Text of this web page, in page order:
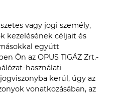
vagy jogi személy,
kezelésének céljait és
együtt
Ön az OPUS TIGÁZ Zrt.-
használati
kerül, úgy az
vonatkozásában, az